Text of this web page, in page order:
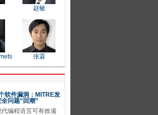
赵敏
张霖
软件漏洞：MITRE发
问题“回潮”
编程语言可有效遏